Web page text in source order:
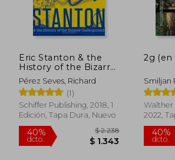
Eric Stanton & the
History of the Bizarre
Underground (en
Inglés)
Pérez Seves, Richard
(1)
Schiffer Publishing, 2018, 1
Edición, Tapa Dura, Nuevo
2g (en
Smiljan
Walker
Walther
2022,